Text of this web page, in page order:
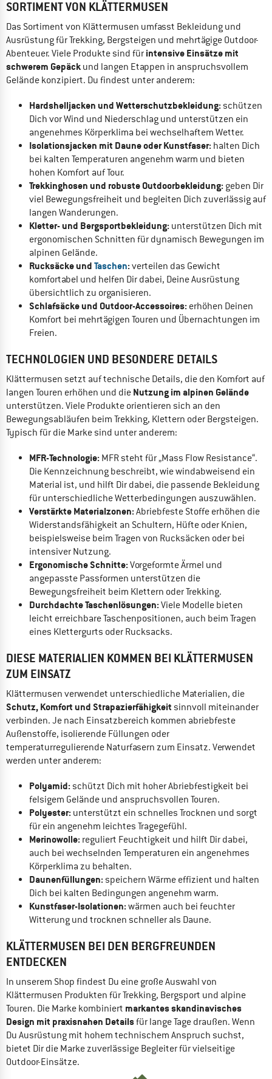
SORTIMENT VON KLÄTTERMUSEN
Das Sortiment von Klättermusen umfasst Bekleidung und
Ausrüstung für Trekking, Bergsteigen und mehrtägige Outdoor-
Abenteuer. Viele Produkte sind für intensive Einsätze mit
schwerem Gepäck und langen Etappen in anspruchsvollem
Gelände konzipiert. Du findest unter anderem:
Hardshelljacken und Wetterschutzbekleidung:schützen
Dich vor Wind und Niederschlag und unterstützen ein
angenehmes Körperklima bei wechselhaftem Wetter.
Isolationsjacken mit Daune oder Kunstfaser:halten Dich
bei kalten Temperaturen angenehm warm und bieten
hohen Komfort auf Tour.
Trekkinghosen und robuste Outdoorbekleidung:geben Dir
viel Bewegungsfreiheit und begleiten Dich zuverlässig auf
langen Wanderungen.
Kletter- und Bergsportbekleidung:unterstützen Dich mit
ergonomischen Schnitten für dynamisch Bewegungen im
alpinen Gelände.
Rucksäcke undTaschen:verteilen das Gewicht
komfortabel und helfen Dir dabei, Deine Ausrüstung
übersichtlich zu organisieren.
Schlafsäcke und Outdoor-Accessoires:erhöhen Deinen
Komfort bei mehrtägigen Touren und Übernachtungen im
Freien.
TECHNOLOGIEN UND BESONDERE DETAILS
Klättermusen setzt auf technische Details, die den Komfort auf
langen Touren erhöhen und die Nutzung im alpinen Gelände
unterstützen. Viele Produkte orientieren sich an den
Bewegungsabläufen beim Trekking, Klettern oder Bergsteigen.
Typisch für die Marke sind unter anderem:
MFR-Technologie:MFR steht für „Mass Flow Resistance“.
Die Kennzeichnung beschreibt, wie windabweisend ein
Material ist, und hilft Dir dabei, die passende Bekleidung
für unterschiedliche Wetterbedingungen auszuwählen.
Verstärkte Materialzonen:Abriebfeste Stoffe erhöhen die
Widerstandsfähigkeit an Schultern, Hüfte oder Knien,
beispielsweise beim Tragen von Rucksäcken oder bei
intensiver Nutzung.
Ergonomische Schnitte:Vorgeformte Ärmel und
angepasste Passformen unterstützen die
Bewegungsfreiheit beim Klettern oder Trekking.
Durchdachte Taschenlösungen:Viele Modelle bieten
leicht erreichbare Taschenpositionen, auch beim Tragen
eines Klettergurts oder Rucksacks.
DIESE MATERIALIEN KOMMEN BEI KLÄTTERMUSEN
ZUM EINSATZ
Klättermusen verwendet unterschiedliche Materialien, die
Schutz, Komfort und Strapazierfähigkeit sinnvoll miteinander
verbinden. Je nach Einsatzbereich kommen abriebfeste
Außenstoffe, isolierende Füllungen oder
temperaturregulierende Naturfasern zum Einsatz. Verwendet
werden unter anderem:
Polyamid:schützt Dich mit hoher Abriebfestigkeit bei
felsigem Gelände und anspruchsvollen Touren.
Polyester:unterstützt ein schnelles Trocknen und sorgt
für ein angenehm leichtes Tragegefühl.
Merinowolle:reguliert Feuchtigkeit und hilft Dir dabei,
auch bei wechselnden Temperaturen ein angenehmes
Körperklima zu behalten.
Daunenfüllungen:speichern Wärme effizient und halten
Dich bei kalten Bedingungen angenehm warm.
Kunstfaser-Isolationen:wärmen auch bei feuchter
Witterung und trocknen schneller als Daune.
KLÄTTERMUSEN BEI DEN BERGFREUNDEN
ENTDECKEN
In unserem Shop findest Du eine große Auswahl von
Klättermusen Produkten für Trekking, Bergsport und alpine
Touren. Die Marke kombiniert markantes skandinavisches
Design mit praxisnahen Detailsfür lange Tage draußen. Wenn
Du Ausrüstung mit hohem technischem Anspruch suchst,
bietet Dir die Marke zuverlässige Begleiter für vielseitige
Outdoor-Einsätze.